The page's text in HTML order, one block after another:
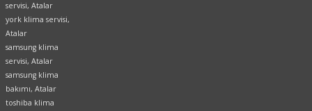
servisi, Atalar
york klima servisi,
Atalar
samsung klima
servisi, Atalar
samsung klima
bakımı, Atalar
toshiba klima